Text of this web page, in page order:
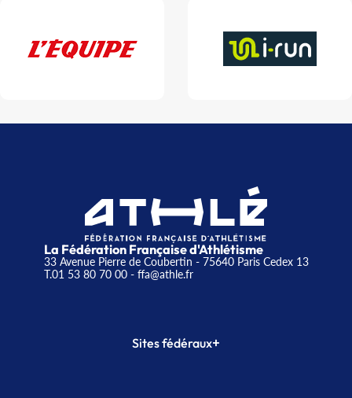
La Fédération Française d'Athlétisme
33 Avenue Pierre de Coubertin - 75640 Paris Cedex 13
T.01 53 80 70 00- ffa@athle.fr
Sites fédéraux+